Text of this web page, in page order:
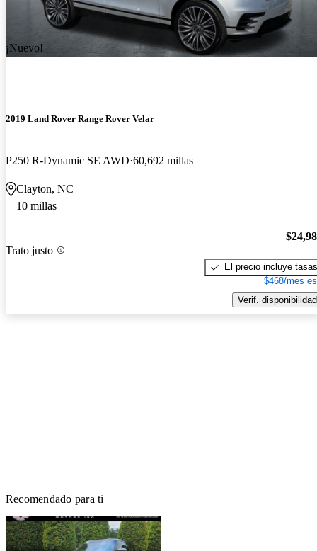
¡Nuevo!
2019 Land Rover Range Rover Velar
P250 R-Dynamic SE AWD 60,692 millas
Clayton, NC
10 millas
Trato justo
El precio incluye tasas
$468/mes
Verif. disponibilidad
Recomendado para ti